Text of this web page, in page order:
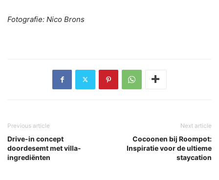
Fotografie: Nico Brons
Previous article
Drive-in concept
doordesemt met villa-
ingrediënten
Next article
Cocoonen bij Roompot:
Inspiratie voor de ultieme
staycation